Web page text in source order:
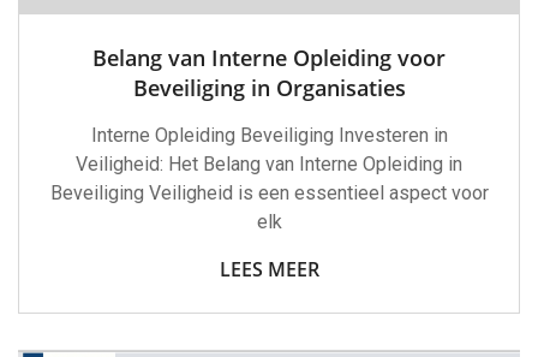
Belang van Interne Opleiding voor
Beveiliging in Organisaties
Interne Opleiding Beveiliging Investeren in
Veiligheid: Het Belang van Interne Opleiding in
Beveiliging Veiligheid is een essentieel aspect voor
elk
LEES MEER